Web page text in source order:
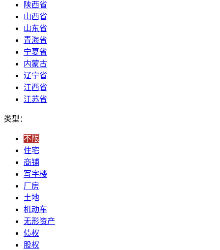
陕西省
山西省
山东省
青海省
宁夏省
内蒙古
辽宁省
江西省
江苏省
类型：
不限
住宅
商铺
写字楼
厂房
土地
机动车
无形资产
债权
股权